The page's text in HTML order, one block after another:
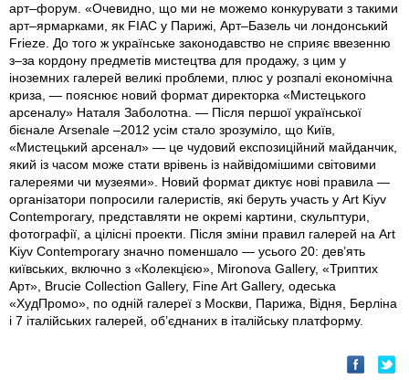
арт–форум. «Очевидно, що ми не можемо конкурувати з такими
арт–ярмарками, як FIAC у Парижі, Арт–Базель чи лондонський
Frieze. До того ж українське законодавство не сприяє ввезенню
з–за кордону предметів мистецтва для продажу, з цим у
іноземних галерей великі проблеми, плюс у розпалі економічна
криза, — пояснює новий формат директорка «Мистецького
арсеналу» Наталя Заболотна. — Після першої української
бієнале Arsenale –2012 усім стало зрозуміло, що Київ,
«Мистецький арсенал» — це чудовий експозиційний майданчик,
який із часом може стати врівень із найвідомішими світовими
галереями чи музеями». Новий формат диктує нові правила —
організатори попросили галеристів, які беруть участь у Art Kiyv
Contemporary, представляти не окремі картини, скульптури,
фотографії, а цілісні проекти. Після зміни правил галерей на Art
Kiyv Contemporary значно поменшало — усього 20: дев’ять
київських, включно з «Колекцією», Mironova Gallery, «Триптих
Арт», Brucie Collection Gallery, Fine Art Gallery, одеська
«ХудПромо», по одній галереї з Москви, Парижа, Відня, Берліна
і 7 італійських галерей, об’єднаних в італійську платформу.